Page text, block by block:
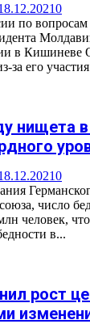
0
по
в Кишиневе
за его
нищета
0
число
человек,
в...
рост